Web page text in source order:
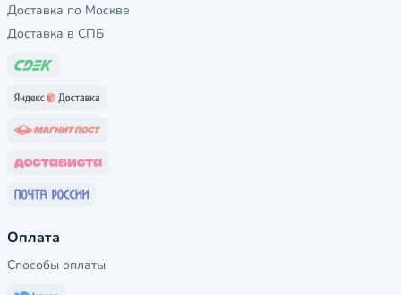
Доставка по Москве
Доставка в СПБ
Оплата
Способы оплаты